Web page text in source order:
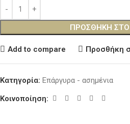
ΠΡΟΣΘΉΚΗ ΣΤΟ
Add to compare Προσθήκη
Κατηγορία: Επάργυρα - ασημένια
Κοινοποίηση: